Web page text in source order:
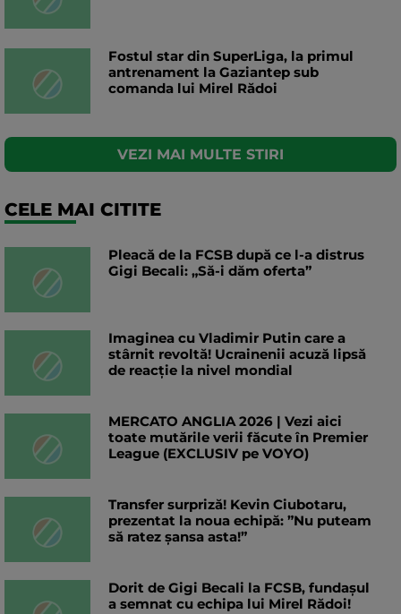
Fostul star din SuperLiga, la primul
antrenament la Gaziantep sub
comanda lui Mirel Rădoi
VEZI MAI MULTE STIRI
CELE MAI CITITE
Pleacă de la FCSB după ce l-a distrus
Gigi Becali: „Să-i dăm oferta”
Imaginea cu Vladimir Putin care a
stârnit revoltă! Ucrainenii acuză lipsă
de reacție la nivel mondial
MERCATO ANGLIA 2026 | Vezi aici
toate mutările verii făcute în Premier
League (EXCLUSIV pe VOYO)
Transfer surpriză! Kevin Ciubotaru,
prezentat la noua echipă: ”Nu puteam
să ratez șansa asta!”
Dorit de Gigi Becali la FCSB, fundașul
a semnat cu echipa lui Mirel Rădoi!